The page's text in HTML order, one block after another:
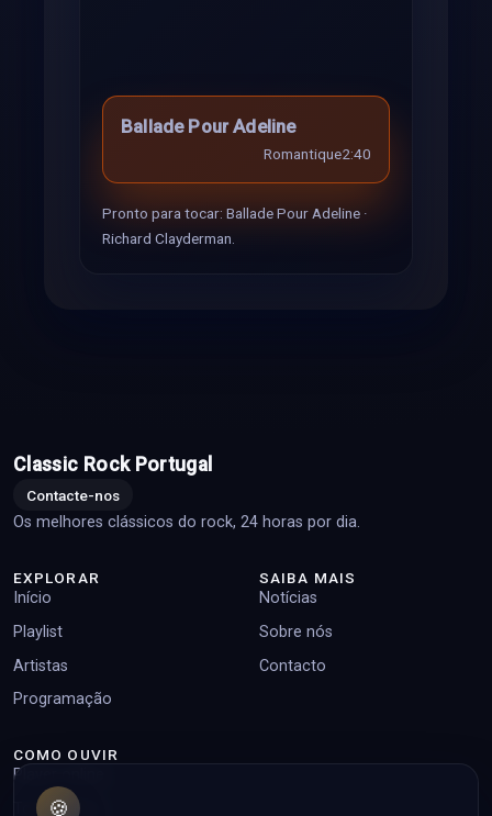
Ballade Pour Adeline
Romantique2:40
Pronto para tocar: Ballade Pour Adeline ·
Richard Clayderman.
Classic Rock Portugal
Contacte-nos
Os melhores clássicos do rock, 24 horas por dia.
EXPLORAR
Início
Playlist
Artistas
Programação
SAIBA MAIS
Notícias
Sobre nós
Contacto
COMO OUVIR
Player online
Top pedidos
🍪